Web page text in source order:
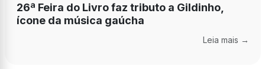
26ª Feira do Livro faz tributo a Gildinho,
ícone da música gaúcha
Leia mais →